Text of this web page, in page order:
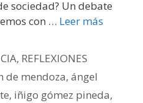
sociedad? Un debate
con … Leer más
, REFLEXIONES
de mendoza,ángel
, iñigo gómez pineda,